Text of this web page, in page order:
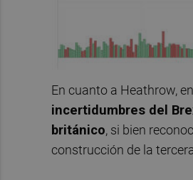
En cuanto a Heathrow,
incertidumbres del
británico, si bien
construcción de la